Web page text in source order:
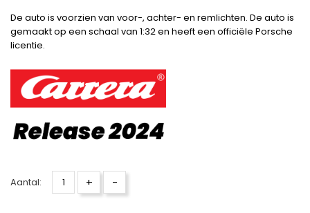
De auto is voorzien van voor-, achter- en remlichten. De auto is
gemaakt op een schaal van 1:32 en heeft een officiële Porsche
licentie.
Aantal: + -